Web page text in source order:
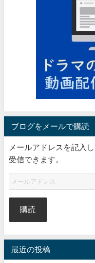
ブログをメールで購読
メールアドレスを記入
受信できます。
購読
最近の投稿